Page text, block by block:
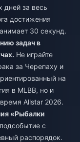
дней за весь
достижения
30 секунд.
задач в
Не играйте
за Черепаху и
на
в MLBB, но и
Allstar 2026.
«Рыбалки
с
распорядок.